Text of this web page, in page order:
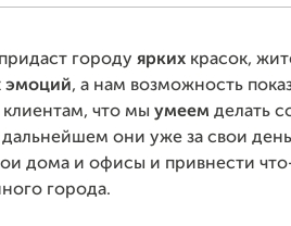
городу ярких красок,
эмоций, а нам возможность
что мы умеем делать
они уже за свои
дома и офисы и привнести
города.